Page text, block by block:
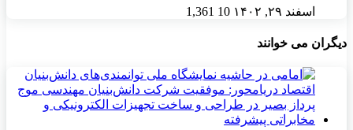
اسفند ۲۹, ۱۴۰۲ 10
1,361
دیگران می خوانند